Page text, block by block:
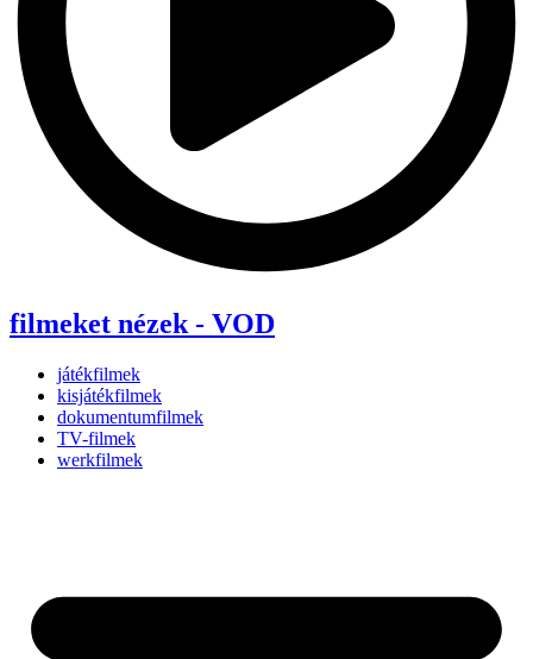
filmeket nézek - VOD
játékfilmek
kisjátékfilmek
dokumentumfilmek
TV-filmek
werkfilmek